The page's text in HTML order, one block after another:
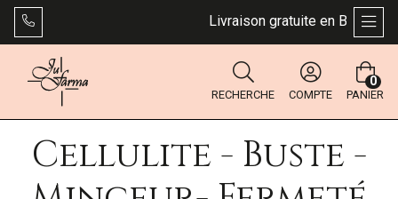
Livraison gratuite en
RECHERCHE COMPTE PANIER
0
Cellulite - Buste -